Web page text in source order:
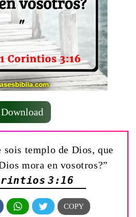
Download
sois templo de Dios, que
mora en vosotros?”
3:16